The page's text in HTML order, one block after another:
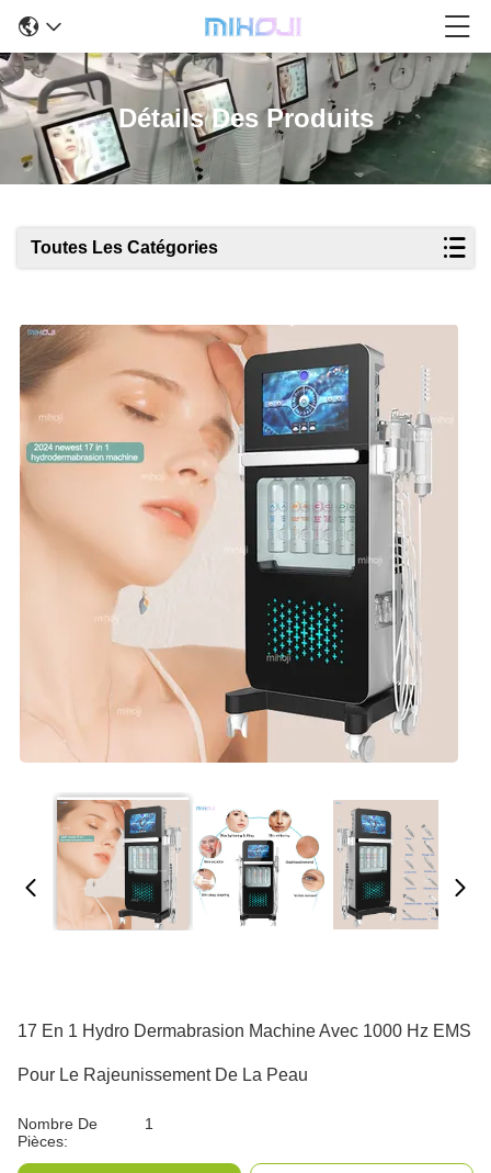
Détails Des Produits
Toutes Les Catégories
17 En 1 Hydro Dermabrasion Machine Avec 1000 Hz EMS
Pour Le Rajeunissement De La Peau
Nombre De
Pièces:
1